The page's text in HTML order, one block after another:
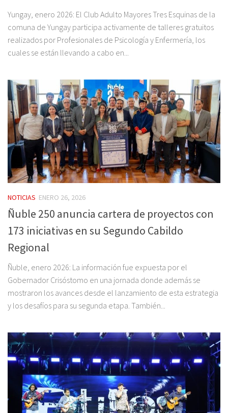
Yungay, enero 2026: El Club Adulto Mayores Tres Esquinas de la
comuna de Yungay participa activamente de talleres gratuitos
realizados por Profesionales de Psicología y Enfermería, los
cuales se están llevando a cabo en...
NOTICIAS ENERO 26, 2026
Ñuble 250 anuncia cartera de proyectos con
173 iniciativas en su Segundo Cabildo
Regional
Ñuble, enero 2026: La información fue expuesta por el
Gobernador Crisóstomo en una jornada donde además se
mostraron los avances desde el lanzamiento de esta estrategia
y los desafíos para su segunda etapa. También...